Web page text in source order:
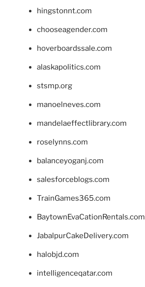
hingstonnt.com
chooseagender.com
hoverboardssale.com
alaskapolitics.com
stsmp.org
manoelneves.com
mandelaeffectlibrary.com
roselynns.com
balanceyoganj.com
salesforceblogs.com
TrainGames365.com
BaytownEvaCationRentals.com
JabalpurCakeDelivery.com
halobjd.com
intelligenceqatar.com